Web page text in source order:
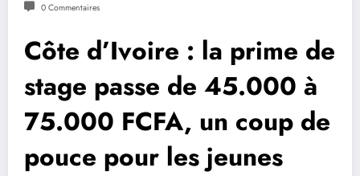
0 Commentaires
Côte d’Ivoire : la prime de
stage passe de 45.000 à
75.000 FCFA, un coup de
pouce pour les jeunes